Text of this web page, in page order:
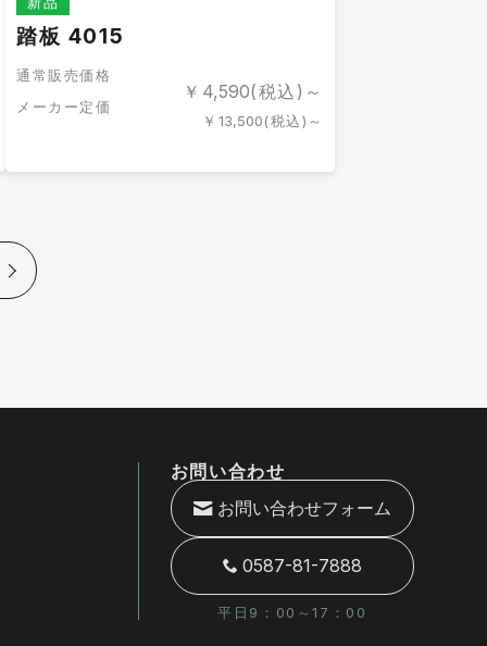
踏板 4015
通常販売価格
￥ 4,590(税込)～
メーカー定価
￥ 13,500(税込)～
お問い合わせ
お問い合わせフォーム
0587-81-7888
平日9：00～17：00